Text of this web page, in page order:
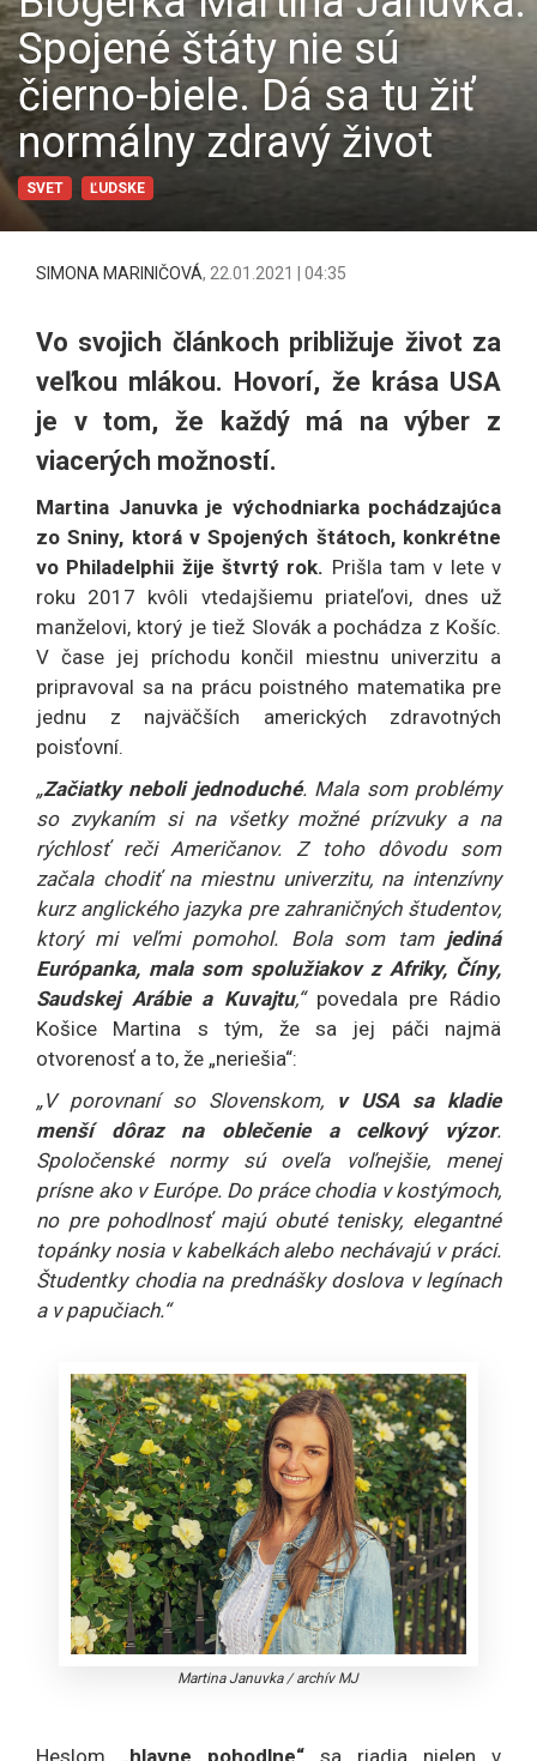
Spojené štáty nie sú
čierno-biele. Dá sa tu žiť
normálny zdravý život
SVET ĽUDSKE
SIMONA MARINIČOVÁ, 22.01.2021 | 04:35
Vo svojich článkoch približuje život za
veľkou mlákou. Hovorí, že krása USA
je v tom, že každý má na výber z
viacerých možností.
Martina Januvka je východniarka pochádzajúca
zo Sniny, ktorá v Spojených štátoch, konkrétne
vo Philadelphii žije štvrtý rok. Prišla tam v lete v
roku 2017 kvôli vtedajšiemu priateľovi, dnes už
manželovi, ktorý je tiež Slovák a pochádza z Košíc.
V čase jej príchodu končil miestnu univerzitu a
pripravoval sa na prácu poistného matematika pre
jednu z najväčších amerických zdravotných
poisťovní.
„Začiatky neboli jednoduché. Mala som problémy
so zvykaním si na všetky možné prízvuky a na
rýchlosť reči Američanov. Z toho dôvodu som
začala chodiť na miestnu univerzitu, na intenzívny
kurz anglického jazyka pre zahraničných študentov,
ktorý mi veľmi pomohol. Bola som tam jediná
Európanka, mala som spolužiakov z Afriky, Číny,
Saudskej Arábie a Kuvajtu,“povedala pre Rádio
Košice Martina s tým, že sa jej páči najmä
otvorenosť a to, že „neriešia“:
„V porovnaní so Slovenskom, v USA sa kladie
menší dôraz na oblečenie a celkový výzor.
Spoločenské normy sú oveľa voľnejšie, menej
prísne ako v Európe. Do práce chodia v kostýmoch,
no pre pohodlnosť majú obuté tenisky, elegantné
topánky nosia v kabelkách alebo nechávajú v práci.
Študentky chodia na prednášky doslova v legínach
a v papučiach.“
Martina Januvka/archív MJ
Heslom „hlavne pohodlne“ sa riadia nielen v